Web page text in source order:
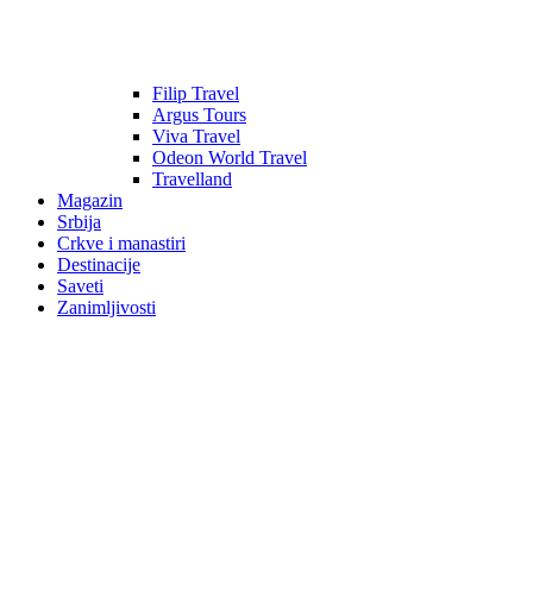
Filip Travel
Argus Tours
Viva Travel
Odeon World Travel
Travelland
Magazin
Srbija
Crkve i manastiri
Destinacije
Saveti
Zanimljivosti